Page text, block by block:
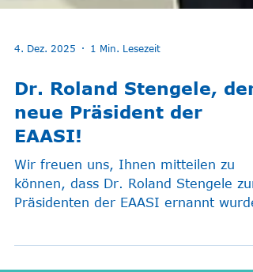
Dr. Roland Stengele, der
neue Präsident der
EAASI!
Wir freuen uns, Ihnen mitteilen zu
können, dass Dr. Roland Stengele